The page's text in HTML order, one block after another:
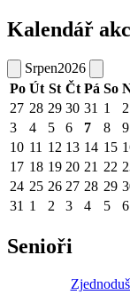
Kalendář
Srpen2026
Po Út St Čt Pá So
27 28 29 30 31 1
2
3
4 5 6 7 8
9
10 11 12 13 14 15
17 18 19 20 21 22
24 25 26 27 28 29
31 1 2 3 4 5 6
Senioři